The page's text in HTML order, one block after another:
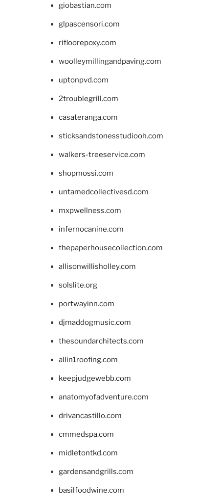
giobastian.com
glpascensori.com
rifloorepoxy.com
woolleymillingandpaving.com
uptonpvd.com
2troublegrill.com
casateranga.com
sticksandstonesstudiooh.com
walkers-treeservice.com
shopmossi.com
untamedcollectivesd.com
mxpwellness.com
infernocanine.com
thepaperhousecollection.com
allisonwillisholley.com
solslite.org
portwayinn.com
djmaddogmusic.com
thesoundarchitects.com
allin1roofing.com
keepjudgewebb.com
anatomyofadventure.com
drivancastillo.com
cmmedspa.com
midletontkd.com
gardensandgrills.com
basilfoodwine.com